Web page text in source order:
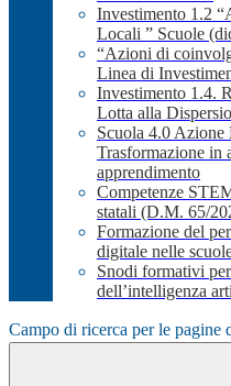
Investimento 1.2
Locali ” Scuole
“Azioni di
Linea di
Investimento 1.4.
Lotta alla
Scuola 4.0 Azione
Trasformazione in
apprendimento
Competenze
statali (D.M. 65/
Formazione del
digitale nelle
Snodi formativi
dell’intelligenza
Campo di ricerca per le pagine